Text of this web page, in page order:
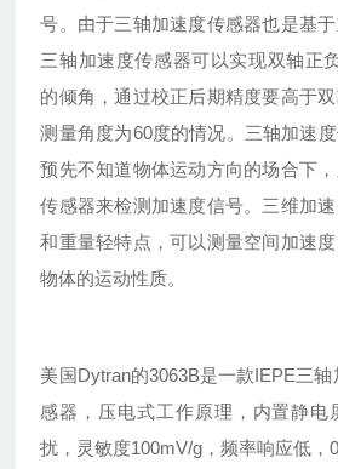
号。由于三轴加速度传感器也是基
三轴加速度传感器可以实现双轴正
的倾角，通过校正后期精度要高于
测量角度为60度的情况。三轴加速
预先不知道物体运动方向的场合下
传感器来检测加速度信号。三维加
和重量轻特点，可以测量空间加速
物体的运动性质。
美国Dytran的3063B是一款IEPE三
感器，压电式工作原理，内置静电
扰，灵敏度100mV/g，频率响应低，